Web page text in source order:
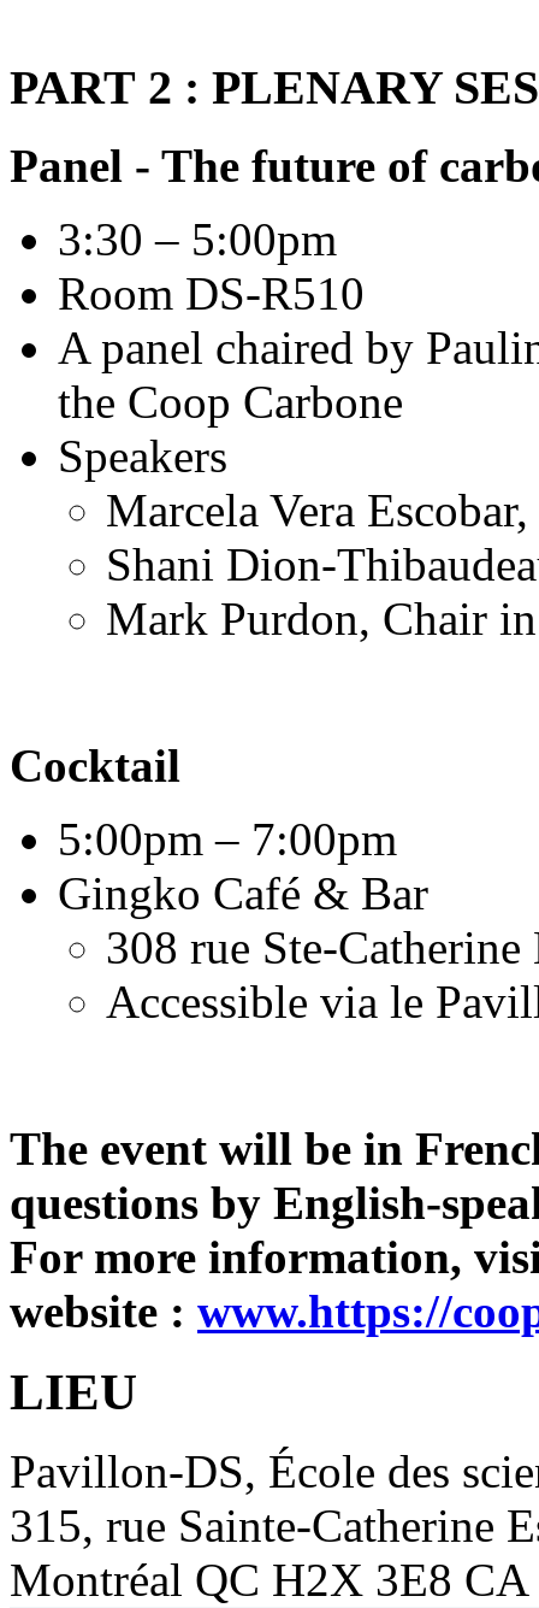
PART 2 : PLENARY
Panel - The future of
3:30 – 5:00pm
Room DS-R510
A panel chaired by
the Coop Carbone
Speakers
Marcela Vera
Shani Dion-
Mark Purdon, Chair
Cocktail
5:00pm – 7:00pm
Gingko Café & Bar
308 rue Ste-Catherine
Accessible via le
The event will be in
questions by English-
For more information,
website : www.https://
LIEU
Pavillon-DS, École des
315, rue Sainte-Catherine
Montréal QC H2X 3E8 CA